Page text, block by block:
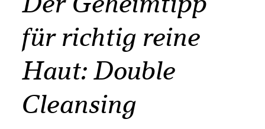
für richtig reine
Haut: Double
Cleansing